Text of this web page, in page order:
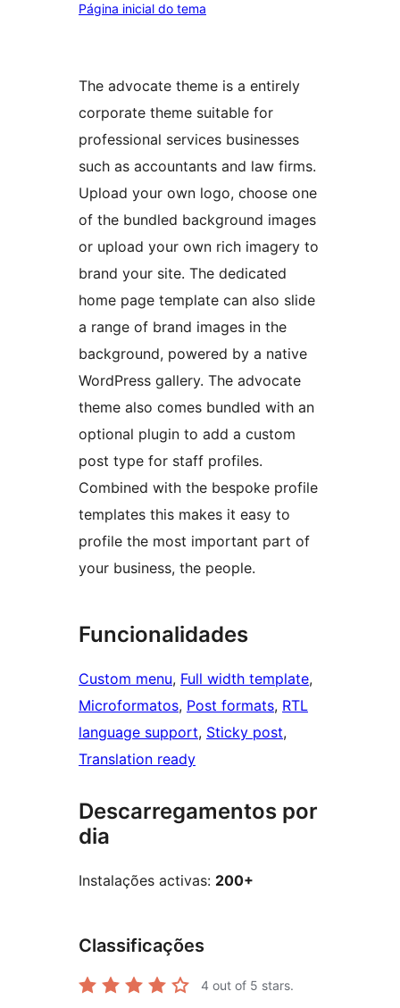
Página inicial do tema
The advocate theme is a entirely
corporate theme suitable for
professional services businesses
such as accountants and law firms.
Upload your own logo, choose one
of the bundled background images
or upload your own rich imagery to
brand your site. The dedicated
home page template can also slide
a range of brand images in the
background, powered by a native
WordPress gallery. The advocate
theme also comes bundled with an
optional plugin to add a custom
post type for staff profiles.
Combined with the bespoke profile
templates this makes it easy to
profile the most important part of
your business, the people.
Funcionalidades
Custom menu, Full width template
Microformatos, Post formats, RTL
language support, Sticky post
Translation ready
Descarregamentos por
dia
Instalações activas: 200+
Classificações
4 out of 5 stars.